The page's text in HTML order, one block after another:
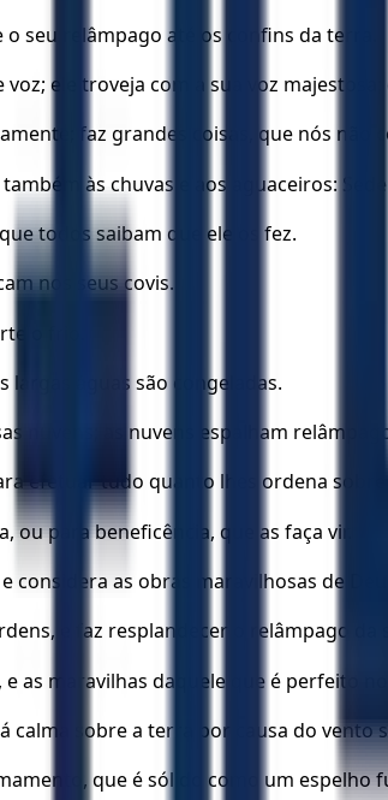
o seu relâmpago até os confins da terra.
ele troveja com a sua voz
faz grandes coisas, que nós não
às chuvas e aos aguaceiros: Sede
todos saibam que ele os fez.
nos seus covis.
o frio.
largas águas são congeladas.
nuvens; as nuvens espalham
efetuar tudo quanto lhes ordena
ou para beneficência, que as faça vir.
considera as obras maravilhosas de Deus.
e faz resplandecer o relâmpago da
as maravilhas daquele que é perfeito
calma sobre a terra por causa do vento
que é sólido como um espelho